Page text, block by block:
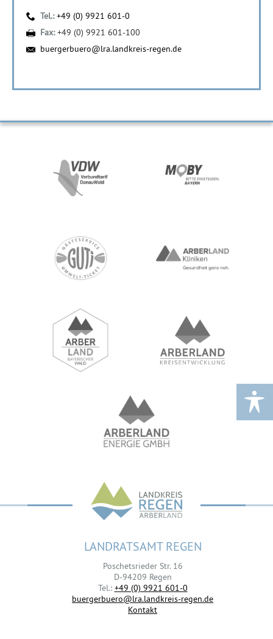
Tel.:+49 (0) 9921 601-0
Fax:+49 (0) 9921 601-100
buergerbuero@lra.landkreis-regen.de
LANDRATSAMT REGEN
Poschetsrieder Str. 16
D-94209 Regen
Tel.: +49 (0) 9921 601-0
buergerbuero@lra.landkreis-regen.de
Kontakt